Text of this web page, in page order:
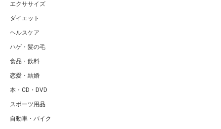
エクササイズ
ダイエット
ヘルスケア
ハゲ・髪の毛
食品・飲料
恋愛・結婚
本・CD・DVD
スポーツ用品
自動車・バイク